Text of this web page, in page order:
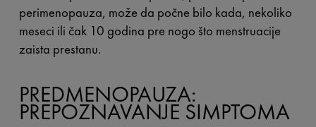
perimenopauza, može da počne bilo kada, nekoliko
meseci ili čak 10 godina pre nogo što menstruacije
zaista prestanu.
PREDMENOPAUZA:
PREPOZNAVANJE SIMPTOMA